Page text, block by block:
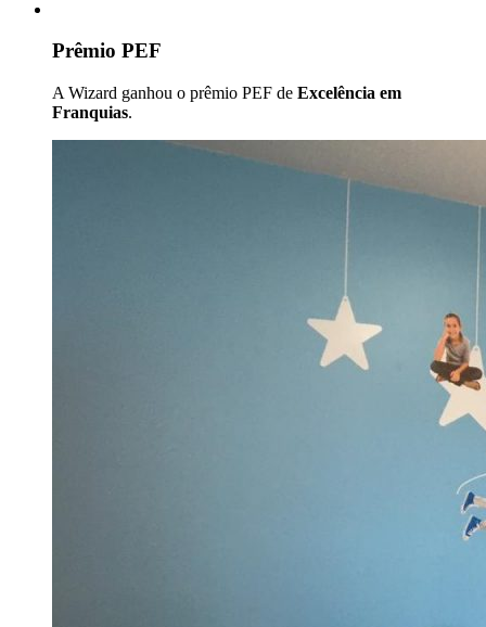
Prêmio PEF
A Wizard ganhou o prêmio PEF de Excelência em
Franquias.